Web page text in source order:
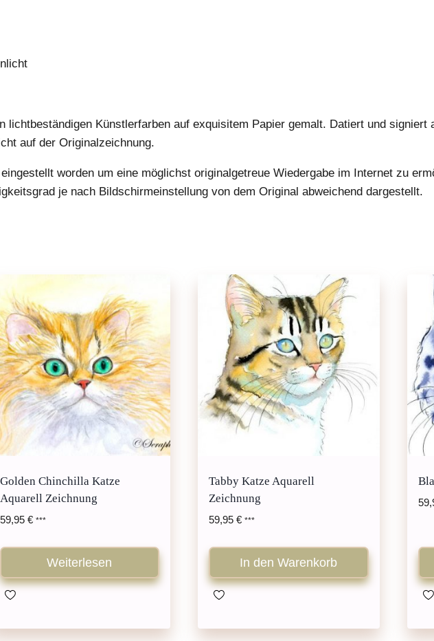
lichtbeständigen Künstlerfarben auf exquisitem Papier gemalt. Datiert und signiert
auf der Originalzeichnung.
worden um eine möglichst originalgetreue Wiedergabe im Internet zu
je nach Bildschirmeinstellung von dem Original abweichend dargestellt.
Golden Chinchilla Katze
Aquarell Zeichnung
59,95 € ***
Weiterlesen
Tabby Katze Aquarell
Zeichnung
59,95 € ***
In den Warenkorb